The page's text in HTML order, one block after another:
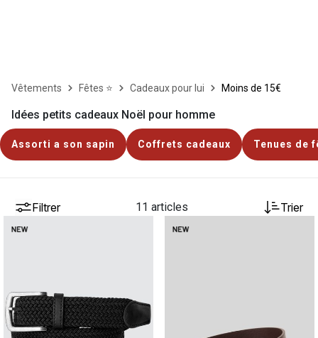
Vêtements Fêtes ⭐ Cadeaux pour lui Moins de 15€
Idées petits cadeaux Noël pour homme
Assorti a son sapin Coffrets cadeaux Tenues de
Filtrer 11 articles Trier